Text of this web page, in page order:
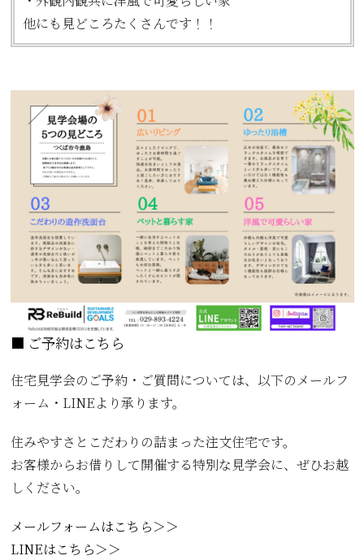
他にも見どころたくさんです！！
■ ご予約はこちら
住宅見学会のご予約・ご質問については、以下のメールフ
ォーム・LINEより承ります。
住みやすさとこだわりの詰まった注文住宅です。
お客様からお借りして開催する特別な見学会に、ぜひお越
しください。
メールフォームはこちら＞＞
LINEはこちら＞＞